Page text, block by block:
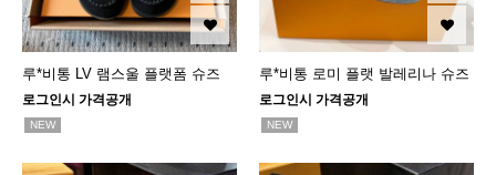
루*비통 LV 램스울 플랫폼 슈즈
로그인시 가격공개
NEW
루*비통 로미 플랫 발레리나 슈즈
로그인시 가격공개
NEW